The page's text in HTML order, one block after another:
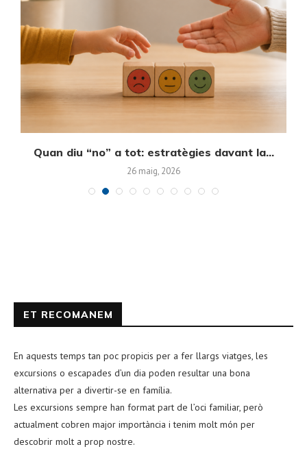
Quan diu “no” a tot: estratègies davant la...
26 maig, 2026
ET RECOMANEM
En aquests temps tan poc propicis per a fer llargs viatges, les
excursions o escapades d’un dia poden resultar una bona
alternativa per a divertir-se en família.
Les excursions sempre han format part de l’oci familiar, però
actualment cobren major importància i tenim molt món per
descobrir molt a prop nostre.